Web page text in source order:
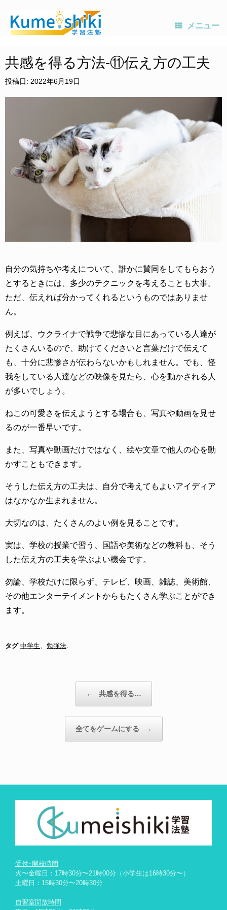
テ
ツ
メニュー
共感を得る方法-⑪伝え方の工夫
投稿日: 2022年6月19日
自分の気持ちや考えについて、誰かに賛同をしてもらおう
とするときには、多少のテクニックを考えることも大事。
ただ、伝えれば分かってくれるというものではありませ
ん。
例えば、ウクライナで戦争で悲惨な目にあっている人達が
たくさんいるので、助けてくださいと言葉だけで伝えて
も、十分に悲惨さが伝わらないかもしれません。でも、怪
我をしている人達などの映像を見たら、心を動かされる人
が多いでしょう。
ねこの可愛さを伝えようとする場合も、写真や動画を見せ
るのが一番早いです。
また、写真や動画だけではなく、絵や文章で他人の心を動
かすこともできます。
そうした伝え方の工夫は、自分で考えてもよいアイディア
はなかなか生まれません。
大切なのは、たくさんのよい例を見ることです。
実は、学校の授業で習う、国語や美術などの教科も、そう
した伝え方の工夫を学ぶよい機会です。
勿論、学校だけに限らず、テレビ、映画、雑誌、美術館、
その他エンターテイメントからもたくさん学ぶことができ
ます。
タグ 中学生 勉強法
← 共感を得る…
全てをゲームにする →
受付･開校時間
火〜金曜日：17時30分〜21時00分（小学生は16時30分〜）
土曜日：15時30分〜20時30分
自習室開放時間